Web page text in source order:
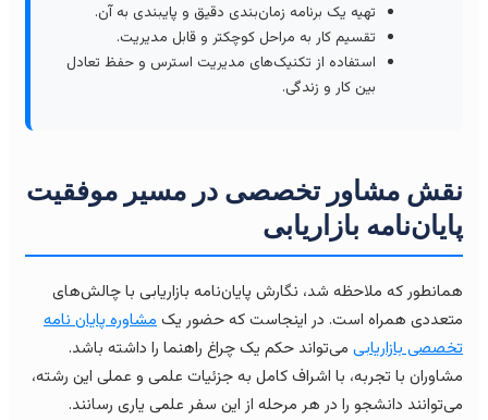
تهیه یک برنامه زمان‌بندی دقیق و پایبندی به آن.
تقسیم کار به مراحل کوچکتر و قابل مدیریت.
استفاده از تکنیک‌های مدیریت استرس و حفظ تعادل
بین کار و زندگی.
مشاور تخصصی در مسیر موفقیت
بازاریابی
که ملاحظه شد، نگارش پایان‌نامه بازاریابی با چالش‌های
همراه است. در اینجاست که حضور یکمشاوره پایان نامه
بازاریابیمی‌تواند حکم یک چراغ راهنما را داشته باشد.
با تجربه، با اشراف کامل به جزئیات علمی و عملی این رشته،
دانشجو را در هر مرحله از این سفر علمی یاری رسانند.